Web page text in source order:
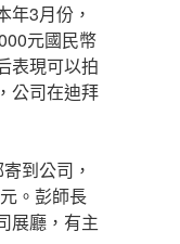
年3月份，
元國民幣
表現可以拍
公司在迪拜
到公司，
。彭師長
展廳，有主